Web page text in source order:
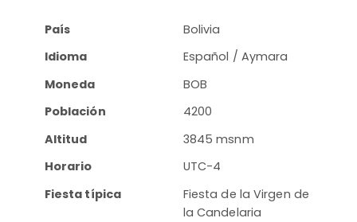
País
Bolivia
Idioma
Español / Aymara
Moneda
BOB
Población
4200
Altitud
3845 msnm
Horario
UTC-4
Fiesta típica
Fiesta de la Virgen de
la Candelaria